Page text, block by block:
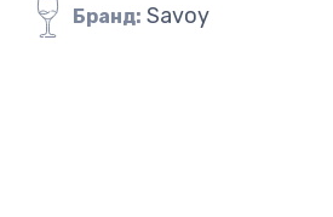
Бранд: Savoy